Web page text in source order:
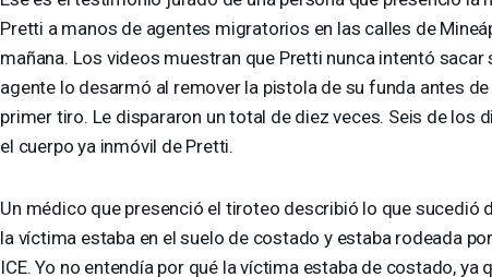
Pretti a manos de agentes migratorios en las calles de
mañana. Los videos muestran que Pretti nunca intentó sacar
agente lo desarmó al remover la pistola de su funda antes
primer tiro. Le dispararon un total de diez veces. Seis de los
el cuerpo ya inmóvil de Pretti.
Un médico que presenció el tiroteo describió lo que sucedió
la víctima estaba en el suelo de costado y estaba rodeada
ICE. Yo no entendía por qué la víctima estaba de costado, ya